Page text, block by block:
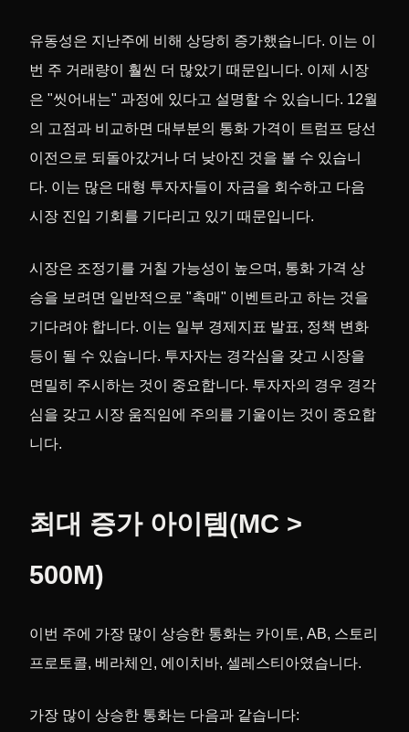
유동성은 지난주에 비해 상당히 증가했습니다. 이는 이
번 주 거래량이 훨씬 더 많았기 때문입니다. 이제 시장
은 "씻어내는" 과정에 있다고 설명할 수 있습니다. 12월
의 고점과 비교하면 대부분의 통화 가격이 트럼프 당선
이전으로 되돌아갔거나 더 낮아진 것을 볼 수 있습니
다. 이는 많은 대형 투자자들이 자금을 회수하고 다음
시장 진입 기회를 기다리고 있기 때문입니다.
시장은 조정기를 거칠 가능성이 높으며, 통화 가격 상
승을 보려면 일반적으로 "촉매" 이벤트라고 하는 것을
기다려야 합니다. 이는 일부 경제지표 발표, 정책 변화
등이 될 수 있습니다. 투자자는 경각심을 갖고 시장을
면밀히 주시하는 것이 중요합니다. 투자자의 경우 경각
심을 갖고 시장 움직임에 주의를 기울이는 것이 중요합
니다.
최대 증가 아이템(MC >
500M)
이번 주에 가장 많이 상승한 통화는 카이토, AB, 스토리
프로토콜, 베라체인, 에이치바, 셀레스티아였습니다.
가장 많이 상승한 통화는 다음과 같습니다: